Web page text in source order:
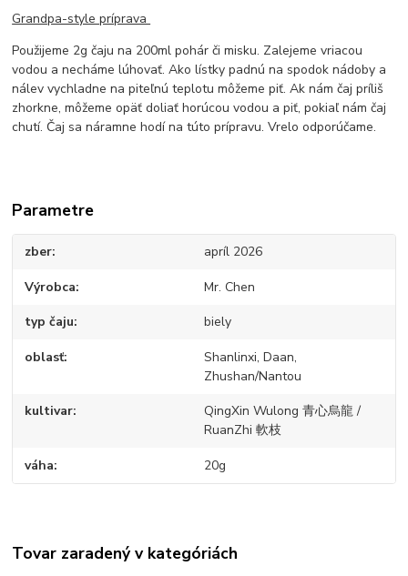
Grandpa-style príprava
Použijeme 2g čaju na 200ml pohár či misku. Zalejeme vriacou
vodou a necháme lúhovať. Ako lístky padnú na spodok nádoby a
nálev vychladne na piteľnú teplotu môžeme piť. Ak nám čaj príliš
zhorkne, môžeme opäť doliať horúcou vodou a piť, pokiaľ nám čaj
chutí. Čaj sa náramne hodí na túto prípravu. Vrelo odporúčame.
Parametre
zber apríl 2026
Výrobca Mr. Chen
typ čaju biely
oblasť
Shanlinxi, Daan,
Zhushan/Nantou
kultivar
QingXin Wulong 青心烏龍 /
RuanZhi 軟枝
váha 20g
Tovar zaradený v kategóriách